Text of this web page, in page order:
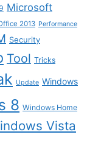
Microsoft
2013 Performance
Security
Tool Tricks
Update Windows
8 Windows Home
Vista